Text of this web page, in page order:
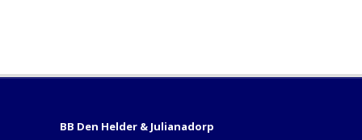
BB Den Helder & Julianadorp